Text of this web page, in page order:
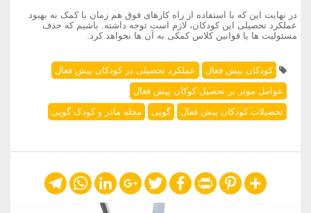
در نهایت این که با استفاده از راه کارهای فوق هم زمان با کمک به بهبود
عملکرد تحصیلی این کودکان، لازم است توجه داشته. باشیم که حذف
مسئولیت ها یا قوانین کلاس کمکی به آن ها نخواهد کرد.
کودکان بیش فعال
عملکرد تحصیلی در کودکان پیش فعال
عوامل موثر بر تحصیل کوکان پیش فعال
تحصیلات کودکان پبش فعال
گوپی مجله مادر و کودک گوپی
Share
Pinterest
Print
Facebook
Twitter
Google+
LinkedIn
WhatsApp
Telegram